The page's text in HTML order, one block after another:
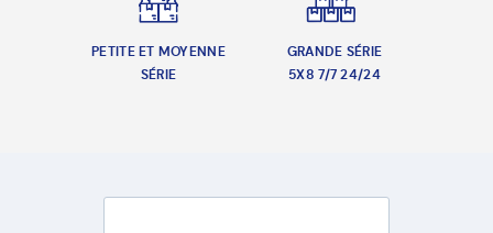
PETITE ET MOYENNE
SÉRIE
GRANDE SÉRIE
5X8 7/7 24/24